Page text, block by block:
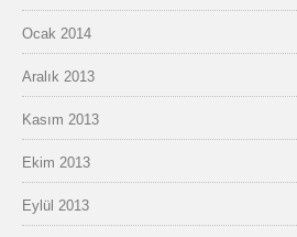
Ocak 2014
Aralık 2013
Kasım 2013
Ekim 2013
Eylül 2013